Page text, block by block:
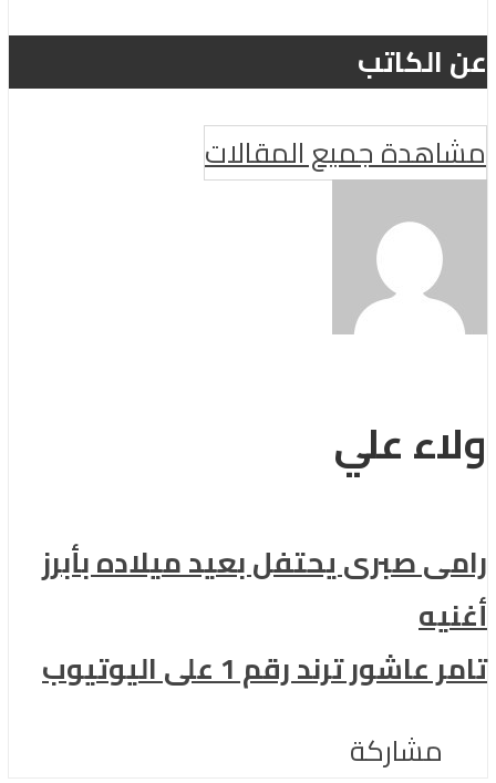
عن الكاتب
مشاهدة جميع المقالات
ولاء علي
رامى صبرى يحتفل بعيد ميلاده بأبرز
أغنيه
تامر عاشور ترند رقم 1 على اليوتيوب
مشاركة